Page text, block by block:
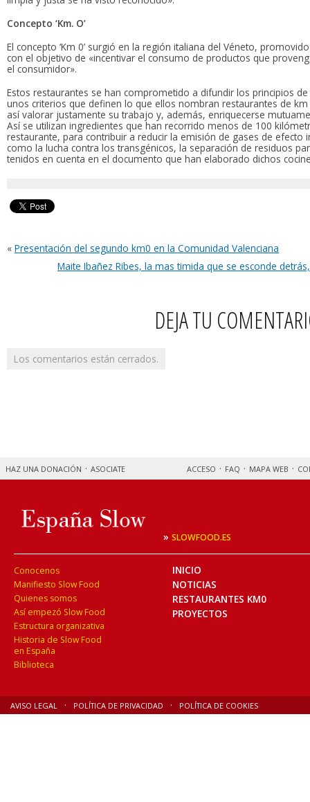
Concepto ‘Km. O’
El concepto ‘Km 0’ surgió en la región italiana del Véneto,
con el objetivo de «incentivar el consumo de productos que
el consumidor».
Estos restaurantes se han comprometido a difundir los principios
unos criterios que definen lo que ellos nombran restaurantes de
así valorar justamente su trabajo y, además, enriquecerse
Así se utilizan ingredientes que han recorrido menos de 100
restaurante, para contribuir a reducir la emisión de gases de
como la lucha contra los transgénicos, la separación de residuos
tenidos en cuenta en el documento que han elaborado dichos
« Presentación del segundo km0 en la Comunidad Valenciana
Maite Ibañez Ribes, la mas timida que se esconde
DEJA TU
Los comentarios están cerrados.
HAZ UNA DONACIÓN ASOCIATE ACCESO FAQ MAPA WEB
» SLOWFOOD.ES
Conocenos
Manifiesto Slow Food
Quienes somos
Así empezó Slow Food
Estructura organizativa
Historia de Slow Food
en España
Biblioteca
INICIO
NOTICIAS
RESTAURANTES KM0
PROYECTOS
AVISO LEGAL POLÍTICA DE PRIVACIDAD POLÍTICA DE COOKIES